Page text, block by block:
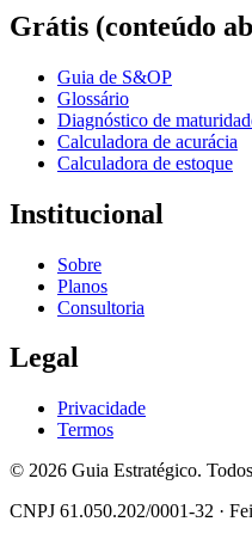
Grátis (conteúdo
Guia de S&OP
Glossário
Diagnóstico de
Calculadora de acurácia
Calculadora de estoque
Institucional
Sobre
Planos
Consultoria
Legal
Privacidade
Termos
© 2026 Guia Estratégico.
CNPJ 61.050.202/0001-32 ·